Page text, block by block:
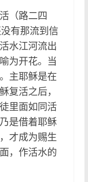
（路二四
有那流到信
水江河流出
为开花。当
主耶稣是在
复活之后，
里面如同活
是借着耶稣
才成为赐生
，作活水的